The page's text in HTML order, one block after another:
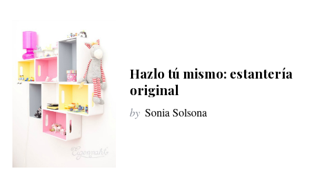
Hazlo tú mismo: estantería
original
by Sonia Solsona